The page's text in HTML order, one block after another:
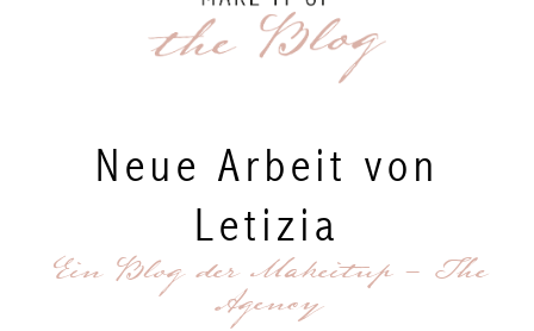
Neue Arbeit von
Letizia
Ein Blog der Makeitup - The
Agency